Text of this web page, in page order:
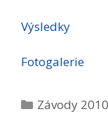
Výsledky
Fotogalerie
Rubriky
Závody 2010